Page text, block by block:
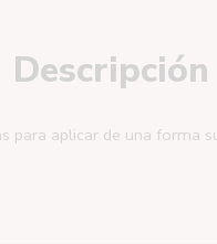
Descripción
para aplicar de una